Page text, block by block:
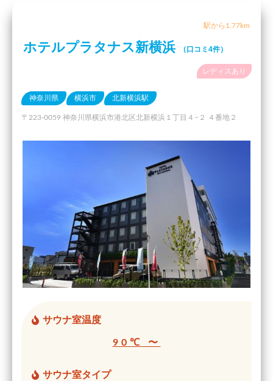
駅から1.77km
ホテルプラタナス新横浜 （口コミ4件）
レディスあり
神奈川県 横浜市 北新横浜駅
〒223-0059 神奈川県横浜市港北区北新横浜１丁目４−２ ４番地２
サウナ室温度
90℃ 〜
サウナ室タイプ